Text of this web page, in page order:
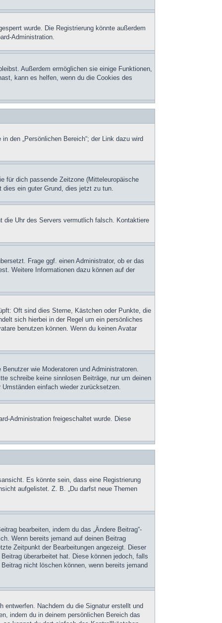
wurde. Die Registrierung könnte außerdem
Administration.
Außerdem ermöglichen sie einige Funktionen,
kann es helfen, wenn du die Cookies des
den „Persönlichen Bereich“; der Link dazu wird
für dich passende Zeitzone (Mitteleuropäische
ein guter Grund, dies jetzt zu tun.
Uhr des Servers vermutlich falsch. Kontaktiere
Frage ggf. einen Administrator, ob er das
Weitere Informationen dazu können auf der
Oft sind dies Sterne, Kästchen oder Punkte, die
sich hierbei in der Regel um ein persönliches
benutzen können. Wenn du keinen Avatar
wie Moderatoren und Administratoren.
schreibe keine sinnlosen Beiträge, nur um deinen
einfach wieder zurücksetzen.
Administration freigeschaltet wurde. Diese
Es könnte sein, dass eine Registrierung
aufgelistet. Z. B. „Du darfst neue Themen
bearbeiten, indem du das „Ändere Beitrag“-
Wenn bereits jemand auf deinen Beitrag
Zeitpunkt der Bearbeitungen angezeigt. Dieser
überarbeitet hat. Diese können jedoch, falls
nicht löschen können, wenn bereits jemand
entwerfen. Nachdem du die Signatur erstellt und
indem du in deinem persönlichen Bereich das